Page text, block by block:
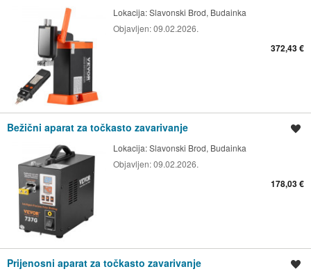
Lokacija:Slavonski Brod, Budainka
Objavljen:09.02.2026.
372,43 €
Bežični aparat za točkasto zavarivanje
Lokacija:Slavonski Brod, Budainka
Objavljen:09.02.2026.
178,03 €
Prijenosni aparat za točkasto zavarivanje